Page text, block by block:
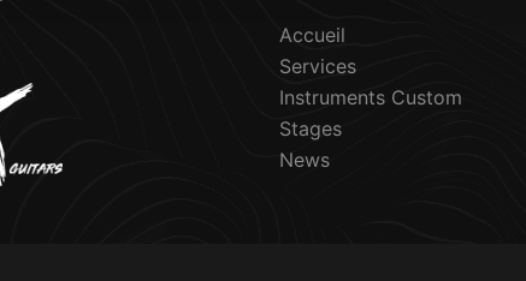
Accueil
Services
Instruments Custom
Stages
News